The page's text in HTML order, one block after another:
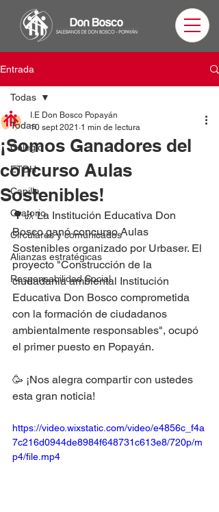
Entrada
Todas
Colegio
ETDH
Capilla
Oratorio
Circulares y comunicados
Alianzas estratégicas
Responsabilidad Social
Todas
¡Somos Ganadores del
concurso Aulas
Sostenibles!
I.E Don Bosco Popayán
10 sept 2021 1 min de lectura
🌳🚮 La Institución Educativa Don
Bosco ganó concurso Aulas
Sostenibles organizado por Urbaser. El
proyecto "Construcción de la
ciudadanía ambiental Institución
Educativa Don Bosco comprometida
con la formación de ciudadanos
ambientalmente responsables", ocupó
el primer puesto en Popayán.
🥳 ¡Nos alegra compartir con ustedes
esta gran noticia!
https://video.wixstatic.com/video/e4856c_f4a
7c216d0944de8984f648731c613e8/720p/m
p4/file.mp4